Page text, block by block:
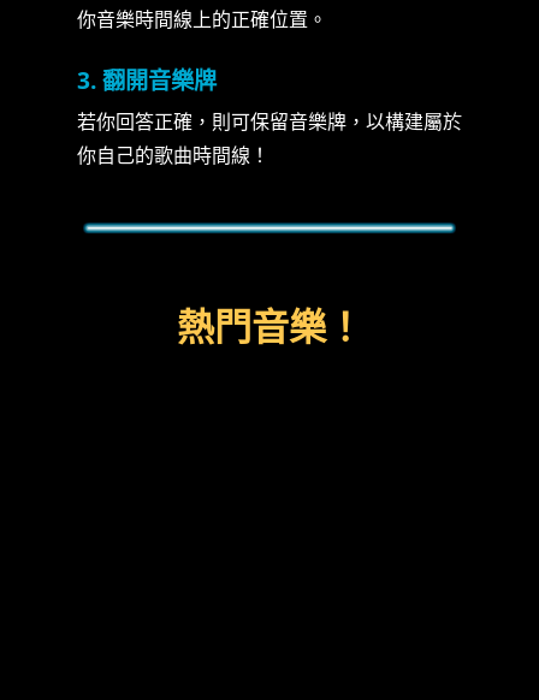
你音樂時間線上的正確位置。
3. 翻開音樂牌
若你回答正確，則可保留音樂牌，以構建屬於
你自己的歌曲時間線！
熱門音樂！